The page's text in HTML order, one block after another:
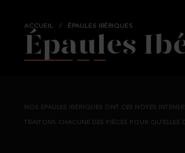
ACCUEIL / ÉPAULES IBÉRIQUES
Épaules
NOS ÉPAULES IBÉRIQUES ONT CES NOTES
TRAITONS CHACUNE DES PIÈCES POUR QU'ELLES